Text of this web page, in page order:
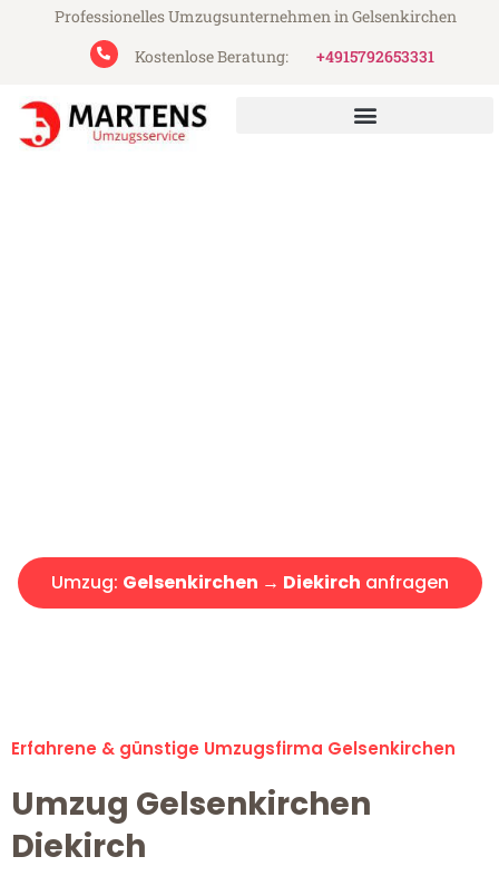
Professionelles Umzugsunternehmen in Gelsenkirchen
Kostenlose Beratung:
+4915792653331
Umzug: Gelsenkirchen → Diekirch anfragen
Erfahrene & günstige Umzugsfirma Gelsenkirchen
Umzug Gelsenkirchen
Diekirch